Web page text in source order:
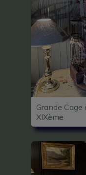
Grande Cage
XIXème